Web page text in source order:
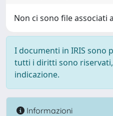
Non ci sono file associati
I documenti in IRIS sono
tutti i diritti sono
indicazione.
Informazioni